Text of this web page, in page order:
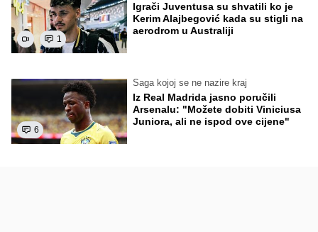
1
Igrači Juventusa su shvatili ko je
Kerim Alajbegović kada su stigli na
aerodrom u Australiji
6
Saga kojoj se ne nazire kraj
Iz Real Madrida jasno poručili
Arsenalu: "Možete dobiti Viniciusa
Juniora, ali ne ispod ove cijene"